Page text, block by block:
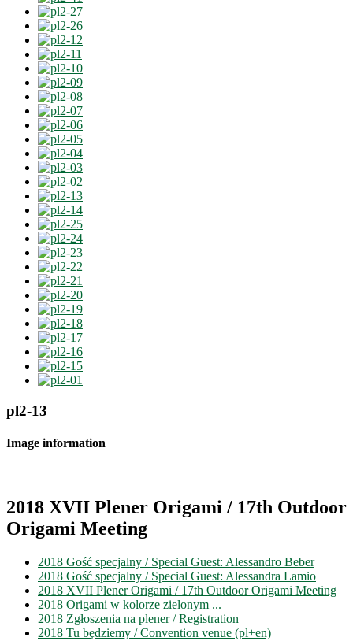
pl2-13
Image information
2018 XVII Plener Origami / 17th Outdoor
Origami Meeting
2018 Gość specjalny / Special Guest: Alessandro Beber
2018 Gość specjalny / Special Guest: Alessandra Lamio
2018 XVII Plener Origami / 17th Outdoor Origami Meeting
2018 Origami w kolorze zielonym ...
2018 Zgłoszenia na plener / Registration
2018 Tu będziemy / Convention venue (pl+en)